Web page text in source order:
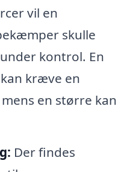
vil en
skulle
kontrol. En
kræve en
en større kan
Der findes